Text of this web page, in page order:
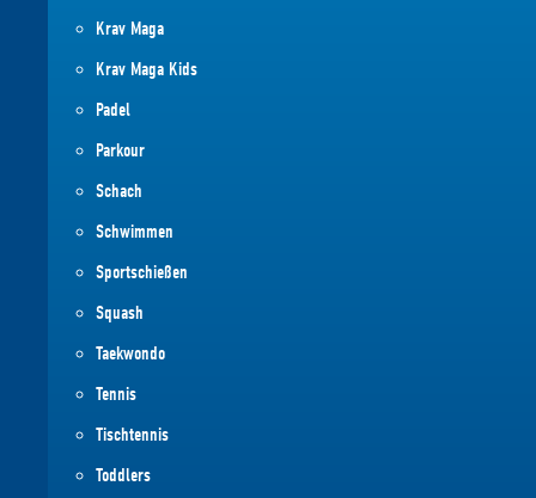
Krav Maga
Krav Maga Kids
Padel
Parkour
Schach
Schwimmen
Sportschießen
Squash
Taekwondo
Tennis
Tischtennis
Toddlers